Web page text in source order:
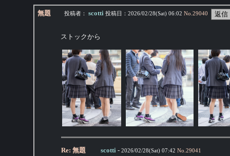
無題 投稿者： scotti 投稿日： 2026/02/28(Sat) 06:02 No. 29040
ストックから
Re: 無題 scotti - 2026/02/28(Sat) 07:42 No. 29041